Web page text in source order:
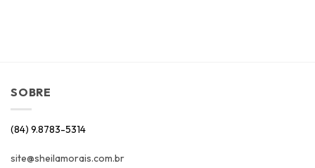
SOBRE
(84) 9.8783-5314
site@sheilamorais.com.br